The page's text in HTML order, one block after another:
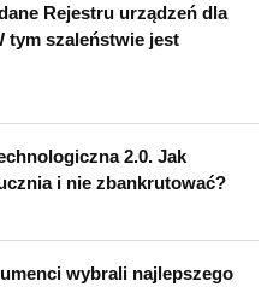
Rejestru urządzeń dla
tym szaleństwie jest
2.0. Jak
i nie zbankrutować?
wybrali najlepszego